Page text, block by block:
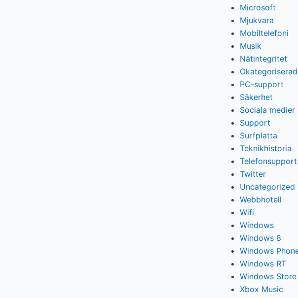
Microsoft
Mjukvara
Mobiltelefoni
Musik
Nätintegritet
PC-support
Säkerhet
Sociala medier
Support
Surfplatta
Teknikhistoria
Telefonsupport
Twitter
Uncategorized
Webbhotell
Wifi
Windows
Windows 8
Windows
Windows RT
Windows Store
Xbox Music